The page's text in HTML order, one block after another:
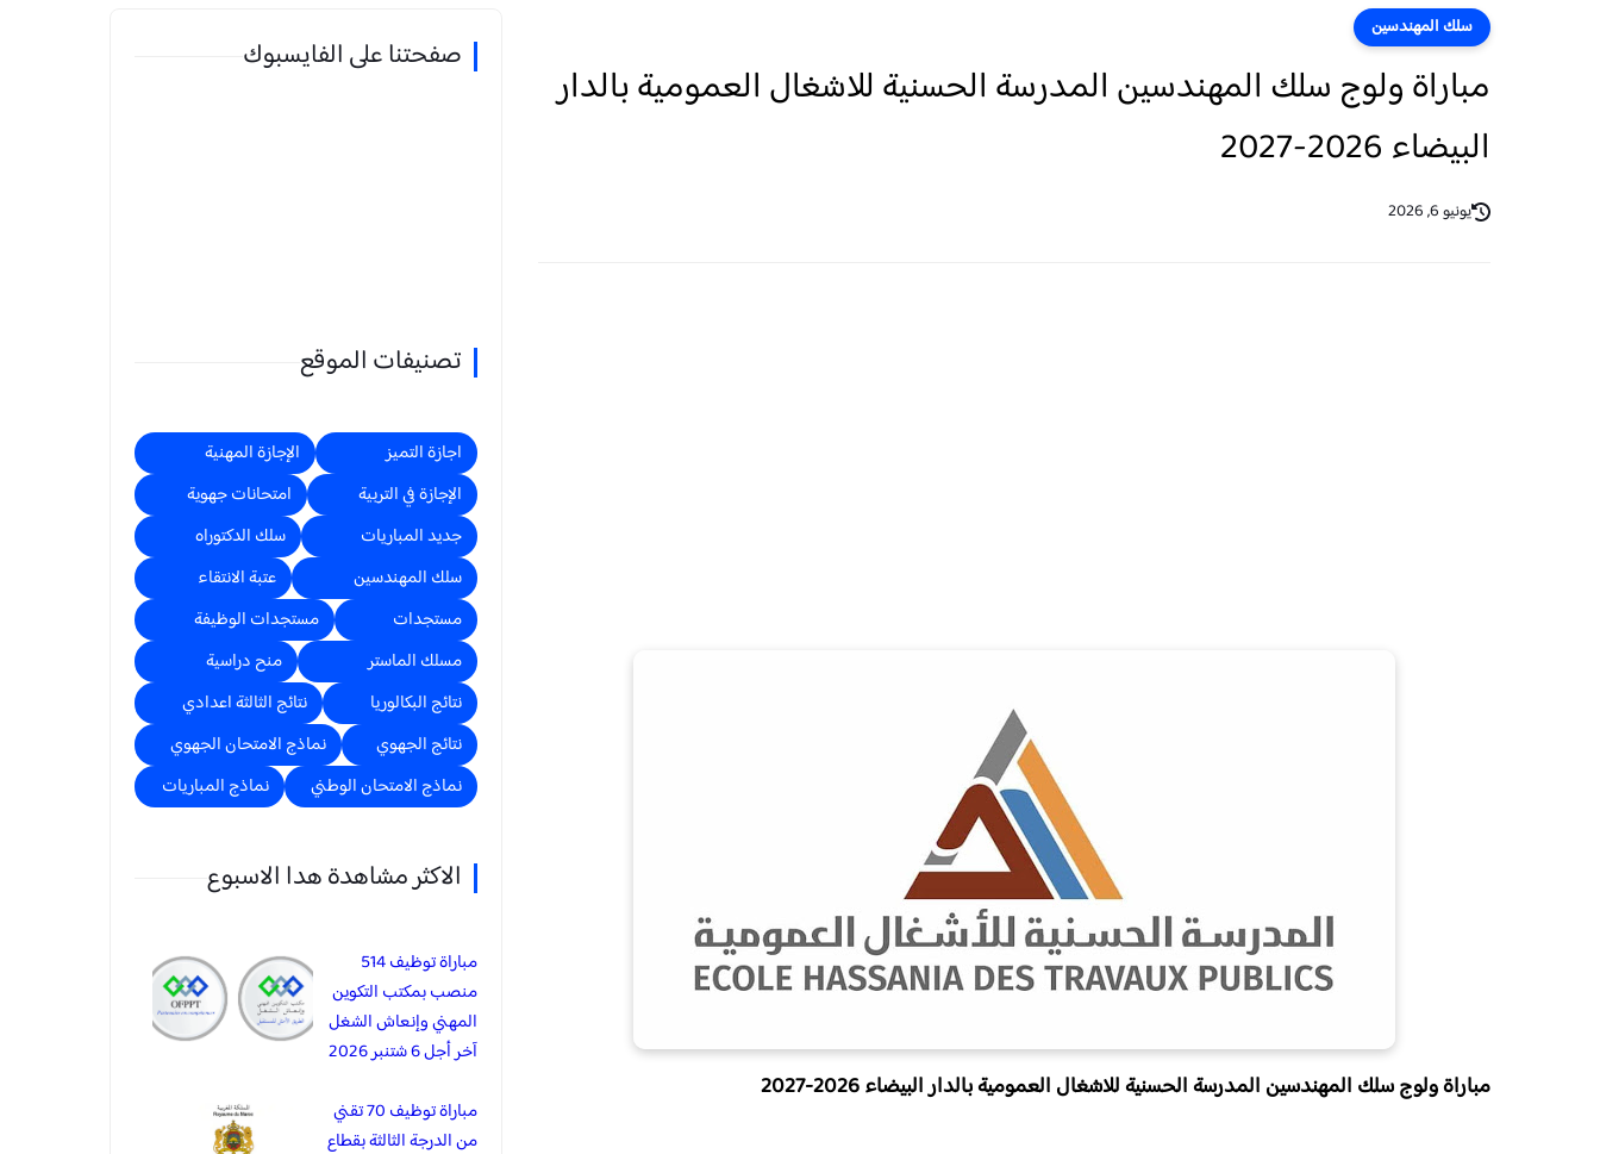
سلك المهندسين
مباراة ولوج سلك المهندسين المدرسة الحسنية للاشغال العمومية بالدار
البيضاء 2026-2027
يونيو 6, 2026
مباراة ولوج سلك المهندسين المدرسة الحسنية للاشغال العمومية بالدار البيضاء 2026-2027
صفحتنا على الفايسبوك
تصنيفات الموقع
اجازة التميز
الإجازة المهنية
الإجازة في التربية
امتحانات جهوية
جديد المباريات
سلك الدكتوراه
سلك المهندسين
عتبة الانتقاء
مستجدات
مستجدات الوظيفة
مسلك الماستر
منح دراسية
نتائج البكالوريا
نتائج الثالثة اعدادي
نتائج الجهوي
نماذج الامتحان الجهوي
نماذج الامتحان الوطني
نماذج المباريات
الاكثر مشاهدة هدا الاسبوع
مباراة توظيف 514
منصب بمكتب التكوين
المهني وإنعاش الشغل
آخر أجل 6 شتنبر 2026
مباراة توظيف 70 تقني
من الدرجة الثالثة بقطاع